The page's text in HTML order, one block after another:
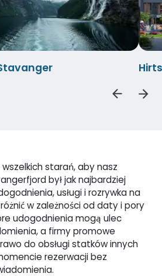
wszelkich starań, aby nasz
był jak najbardziej
usługi i rozrywka na
w zależności od daty i pory
udogodnienia mogą ulec
a firmy promowe
do obsługi statków innych
rezerwacji bez